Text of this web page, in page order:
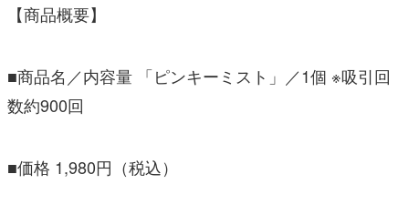
【商品概要】
■商品名／内容量 「ピンキーミスト」／1個 ※吸引回
数約900回
■価格 1,980円（税込）